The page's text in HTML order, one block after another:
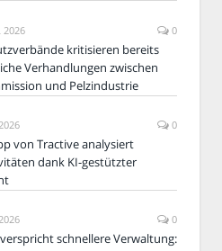
2026 0
kritisieren bereits
Verhandlungen zwischen
und Pelzindustrie
0
von Tractive analysiert
dank KI-gestützter
0
schnellere Verwaltung: